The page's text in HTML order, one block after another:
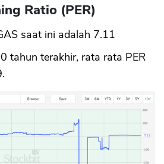
Ratio (PER)
saat ini adalah 7.11
tahun terakhir, rata rata PER